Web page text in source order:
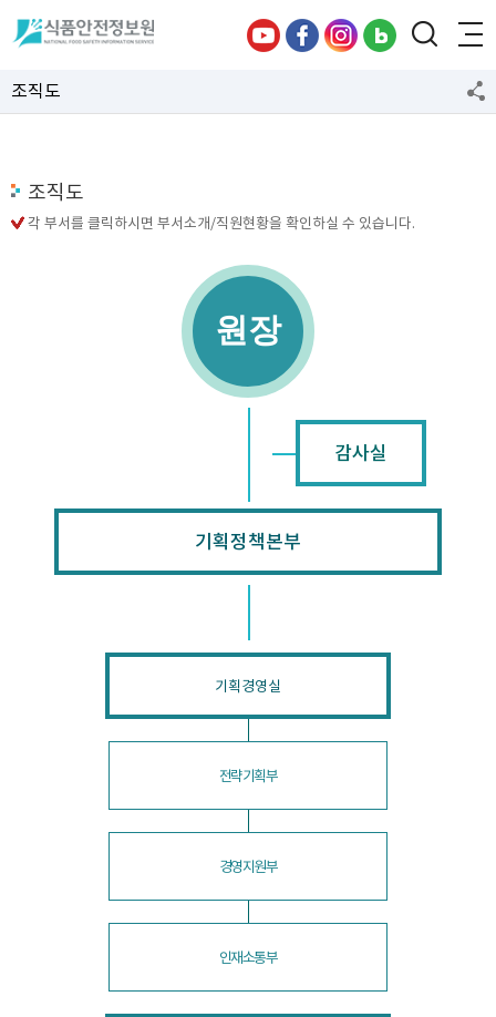
조직도
조직도
각 부서를 클릭하시면 부서소개/직원현황을 확인하실 수 있습니다.
원장
감사실
기획정책본부
기획경영실
전략기획부
경영지원부
인재소통부